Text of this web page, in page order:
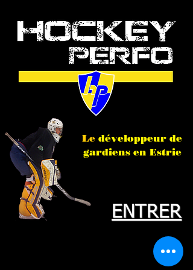
Le développeur de
gardiens en Estrie
ENTRER